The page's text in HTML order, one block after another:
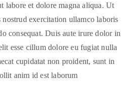
labore et dolore magna aliqua. Ut
exercitation ullamco laboris
consequat. Duis aute irure dolor in
esse cillum dolore eu fugiat nulla
cupidatat non proident, sunt in
anim id est laborum